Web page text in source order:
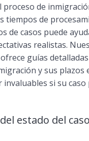
de
tiempos de
de casos puede
realistas.
guías
y sus plazos
invaluables si su caso
estado del